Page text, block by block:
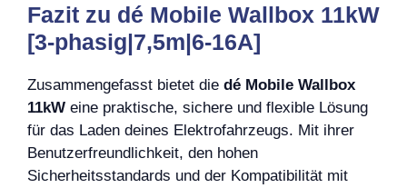
Fazit zu dé Mobile Wallbox 11kW
[3-phasig|7,5m|6-16A]
Zusammengefasst bietet die dé Mobile Wallbox
11kW eine praktische, sichere und flexible Lösung
für das Laden deines Elektrofahrzeugs. Mit ihrer
Benutzerfreundlichkeit, den hohen
Sicherheitsstandards und der Kompatibilität mit